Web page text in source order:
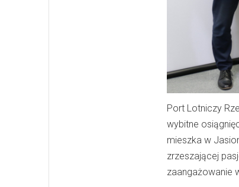
Port Lotniczy
wybitne
mieszka w
zrzeszającej
zaangażowanie